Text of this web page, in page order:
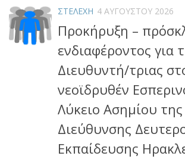
ΣΤΕΛΕΧΗ 4 ΑΥΓΟΎΣΤΟΥ 2026
Προκήρυξη –
ενδιαφέροντος για
Διευθυντή/τριας
νεοϊδρυθέν
Λύκειο Ασημίου της
Διεύθυνσης
Εκπαίδευσης